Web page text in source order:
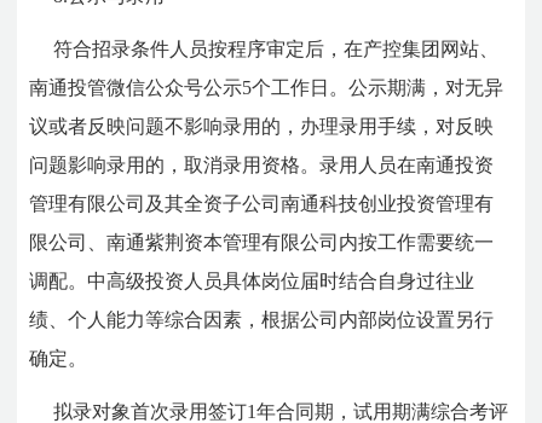
符合招录条件人员按程序审定后，在产控集团网站、
南通投管微信公众号公示5个工作日。公示期满，对无异
议或者反映问题不影响录用的，办理录用手续，对反映
问题影响录用的，取消录用资格。录用人员在南通投资
管理有限公司及其全资子公司南通科技创业投资管理有
限公司、南通紫荆资本管理有限公司内按工作需要统一
调配。中高级投资人员具体岗位届时结合自身过往业
绩、个人能力等综合因素，根据公司内部岗位设置另行
确定。
拟录对象首次录用签订1年合同期，试用期满综合考评